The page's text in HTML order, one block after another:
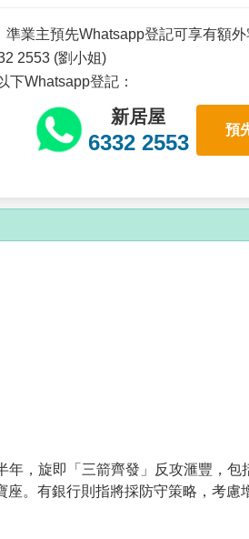
準業主預先Whatsapp登記可享有額外
2553 (劉小姐)
下Whatsapp登記：
新居屋
6332 2553
預
，旋即「三箭齊發」反攻滙豐，包
。有銀行則指將採防守策略，考慮